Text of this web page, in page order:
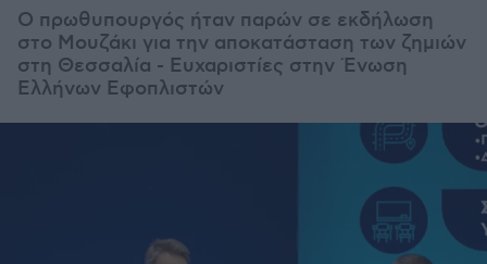
Ο πρωθυπουργός ήταν παρών σε εκδήλωση
στο Μουζάκι για την αποκατάσταση των ζημιών
στη Θεσσαλία - Ευχαριστίες στην Ένωση
Ελλήνων Εφοπλιστών